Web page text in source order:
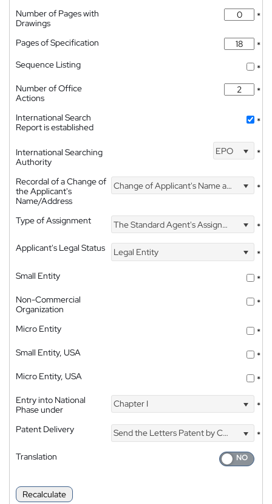
Number of Pages with
Drawings
*
Pages of Specification
*
Sequence Listing
*
Number of Office
Actions
*
International Search
Report is established
*
International Searching
Authority
EPO *
Recordal of a Change of
the Applicant's
Name/Address
Change of Applicant's Name and Address *
Type of Assignment The Standard Agent's Assignment
*
Applicant's Legal Status
Legal Entity
*
Small Entity
*
Non-Commercial
Organization
*
Micro Entity
*
Small Entity, USA
*
Micro Entity, USA
*
Entry into National
Phase under
Chapter I *
Patent Delivery Send the Letters Patent by Courier
*
Translation
Recalculate